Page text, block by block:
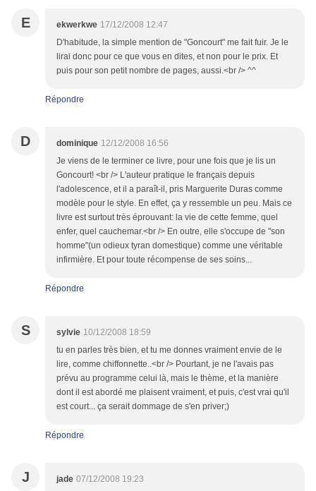
E ekwerkwe 17/12/2008 12:47
D'habitude, la simple mention de "Goncourt" me fait fuir. Je le
lirai donc pour ce que vous en dites, et non pour le prix. Et
puis pour son petit nombre de pages, aussi.<br /> ^^
Répondre
D dominique 12/12/2008 16:56
Je viens de le terminer ce livre, pour une fois que je lis un
Goncourt! <br /> L'auteur pratique le français depuis
l'adolescence, et il a paraît-il, pris Marguerite Duras comme
modèle pour le style. En effet, ça y ressemble un peu. Mais ce
livre est surtout très éprouvant: la vie de cette femme, quel
enfer, quel cauchemar.<br /> En outre, elle s'occupe de "son
homme"(un odieux tyran domestique) comme une véritable
infirmière. Et pour toute récompense de ses soins...
Répondre
S sylvie 10/12/2008 18:59
tu en parles très bien, et tu me donnes vraiment envie de le
lire, comme chiffonnette..<br /> Pourtant, je ne l'avais pas
prévu au programme celui là, mais le thème, et la manière
dont il est abordé me plaisent vraiment, et puis, c'est vrai qu'il
est court... ça serait dommage de s'en priver;)
Répondre
J jade 07/12/2008 19:23